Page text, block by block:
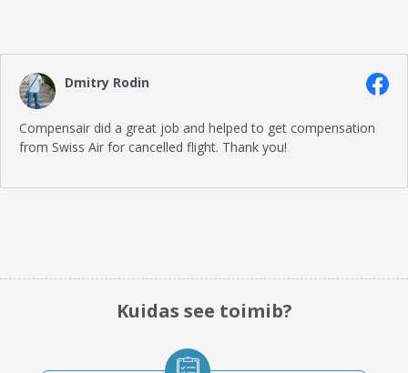
Dmitry Rodin
Compensair did a great job and helped to get compensation
from Swiss Air for cancelled flight. Thank you!
Kuidas see toimib?